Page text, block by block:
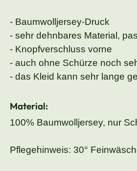
- Baumwolljersey-Druck
- sehr dehnbares Material,
- Knopfverschluss vorne
- auch ohne Schürze noch
- das Kleid kann sehr lange
Material:
100% Baumwolljersey, nur
Pflegehinweis: 30°